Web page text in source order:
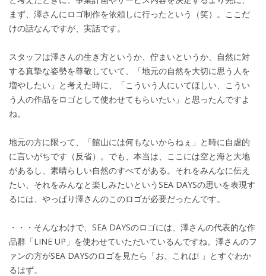
まず、澤さんにロゴ制作を依頼しに行ったという（笑）。ここだ
けの話なんですが、実話です。
スタッフは澤さんの生き方というか、佇まいというか、自然に対
する真摯な姿勢を尊敬していて、「地元の自然を大切に思う人を
増やしたい」と考えた時に、「こういう人にいてほしい、こうい
う人の作品をロゴとして使わせてもらいたい」と思ったんですよ
ね。
地元の方に限って、「館山には何もないからねぇ」と時に自虐的
に言いがちです（反省）。でも、本当は、ここには空と海と大地
があるし、素晴らしい自然のすべてがある。それをみんなに伝え
たい、それをみんなと楽しみたいというSEA DAYSの思いを表現す
るには、やっぱり澤さんのこのロゴが必要だったんです。
・・・そんなわけで、SEA DAYSのロゴには、澤さんの代表的な作
品群「LINE UP」を使わせていただいているんですね。澤さんのフ
ァンの方がSEA DAYSのロゴを見たら「お、これは! 」とすぐわか
るはず。